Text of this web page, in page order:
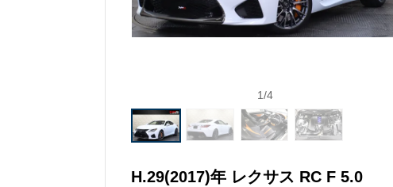
1/4
H.29(2017)年 レクサス RC F 5.0